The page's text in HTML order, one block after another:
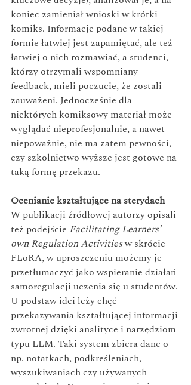
koniec zamieniał wnioski w krótki
komiks. Informacje podane w takiej
formie łatwiej jest zapamiętać, ale też
łatwiej o nich rozmawiać, a studenci,
którzy otrzymali wspomniany
feedback, mieli poczucie, że zostali
zauważeni. Jednocześnie dla
niektórych komiksowy materiał może
wyglądać nieprofesjonalnie, a nawet
niepoważnie, nie ma zatem pewności,
czy szkolnictwo wyższe jest gotowe na
taką formę przekazu.
Ocenianie kształtujące na sterydach
W publikacji źródłowej autorzy opisali
też podejście Facilitating Learners’
own Regulation Activities w skrócie
FLoRA, w uproszczeniu możemy je
przetłumaczyć jako wspieranie działań
samoregulacji uczenia się u studentów.
U podstaw idei leży chęć
przekazywania kształtującej informacji
zwrotnej dzięki analityce i narzędziom
typu LLM. Taki system zbiera dane o
np. notatkach, podkreśleniach,
wyszukiwaniach czy używanych